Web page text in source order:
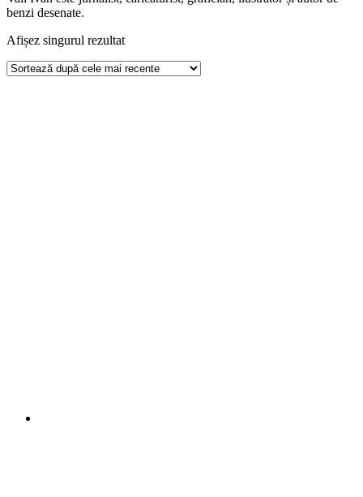
benzi desenate.
Afișez singurul rezultat